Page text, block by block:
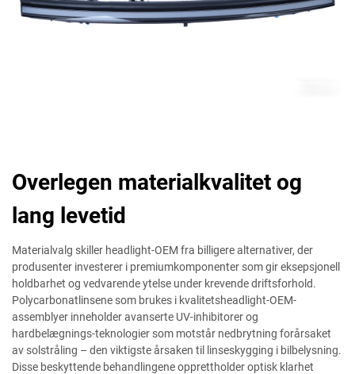
Overlegen materialkvalitet og
lang levetid
Materialvalg skiller headlight-OEM fra billigere alternativer, der
produsenter investerer i premiumkomponenter som gir eksepsjonell
holdbarhet og vedvarende ytelse under krevende driftsforhold.
Polycarbonatlinsene som brukes i kvalitetsheadlight-OEM-
assemblyer inneholder avanserte UV-inhibitorer og
hardbelægnings-teknologier som motstår nedbrytning forårsaket
av solstråling – den viktigste årsaken til linseskygging i bilbelysning.
Disse beskyttende behandlingene opprettholder optisk klarhet